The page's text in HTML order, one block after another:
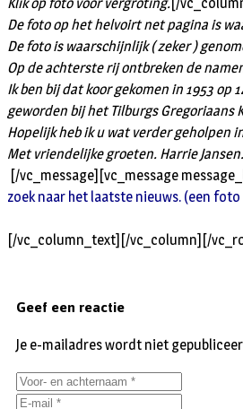
De foto op het helvoirt net pagina is
De foto is waarschijnlijk ( zeker )
Op de achterste rij ontbreken de
Ik ben bij dat koor gekomen in 1953
geworden bij het Tilburgs Gregoriaans
Hopelijk heb ik u wat verder geholpen
Met vriendelijke groeten. Harrie Jansen.
[/vc_message][vc_message
zoek naar het laatste nieuws. (een
[/vc_column_text][/vc_column][/
Geef een reactie
Je e-mailadres wordt niet